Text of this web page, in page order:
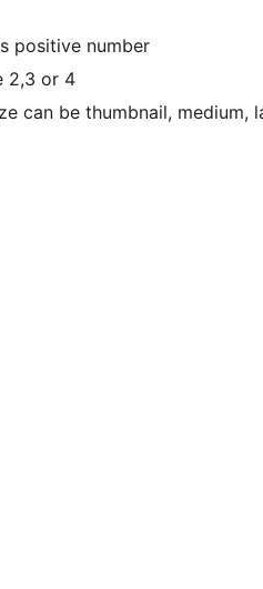
positive number
2,3 or 4
can be thumbnail, medium,